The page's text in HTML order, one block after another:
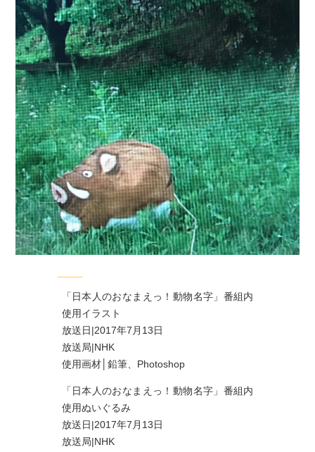
「日本人のおなまえっ！動物名字」番組内
使用イラスト
放送日|2017年7月13日
放送局|NHK
使用画材│鉛筆、Photoshop
「日本人のおなまえっ！動物名字」番組内
使用ぬいぐるみ
放送日|2017年7月13日
放送局|NHK